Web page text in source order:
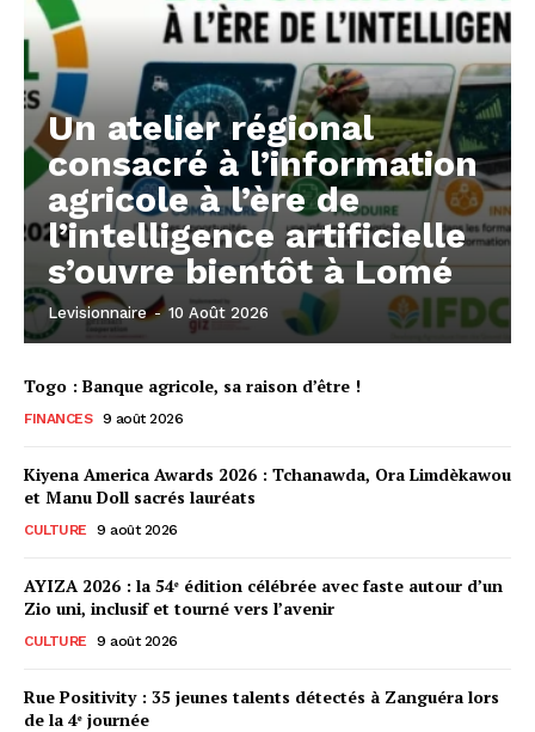
Un atelier régional
consacré à l’information
agricole à l’ère de
l’intelligence artificielle
s’ouvre bientôt à Lomé
Levisionnaire - 10 Août 2026
Togo : Banque agricole, sa raison d’être !
FINANCES 9 août 2026
Kiyena America Awards 2026 : Tchanawda, Ora Limdèkawou
et Manu Doll sacrés lauréats
CULTURE 9 août 2026
AYIZA 2026 : la 54ᵉ édition célébrée avec faste autour d’un
Zio uni, inclusif et tourné vers l’avenir
CULTURE 9 août 2026
Rue Positivity : 35 jeunes talents détectés à Zanguéra lors
de la 4ᵉ journée